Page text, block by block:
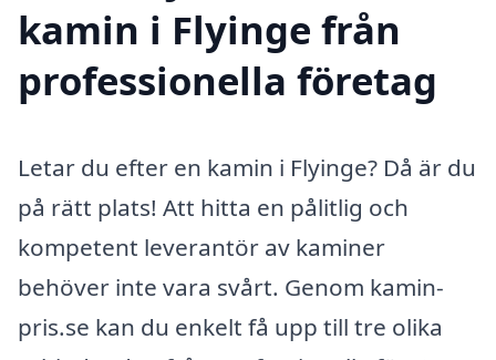
kamin i Flyinge från
professionella företag
Letar du efter en kamin i Flyinge? Då är du
på rätt plats! Att hitta en pålitlig och
kompetent leverantör av kaminer
behöver inte vara svårt. Genom kamin-
pris.se kan du enkelt få upp till tre olika